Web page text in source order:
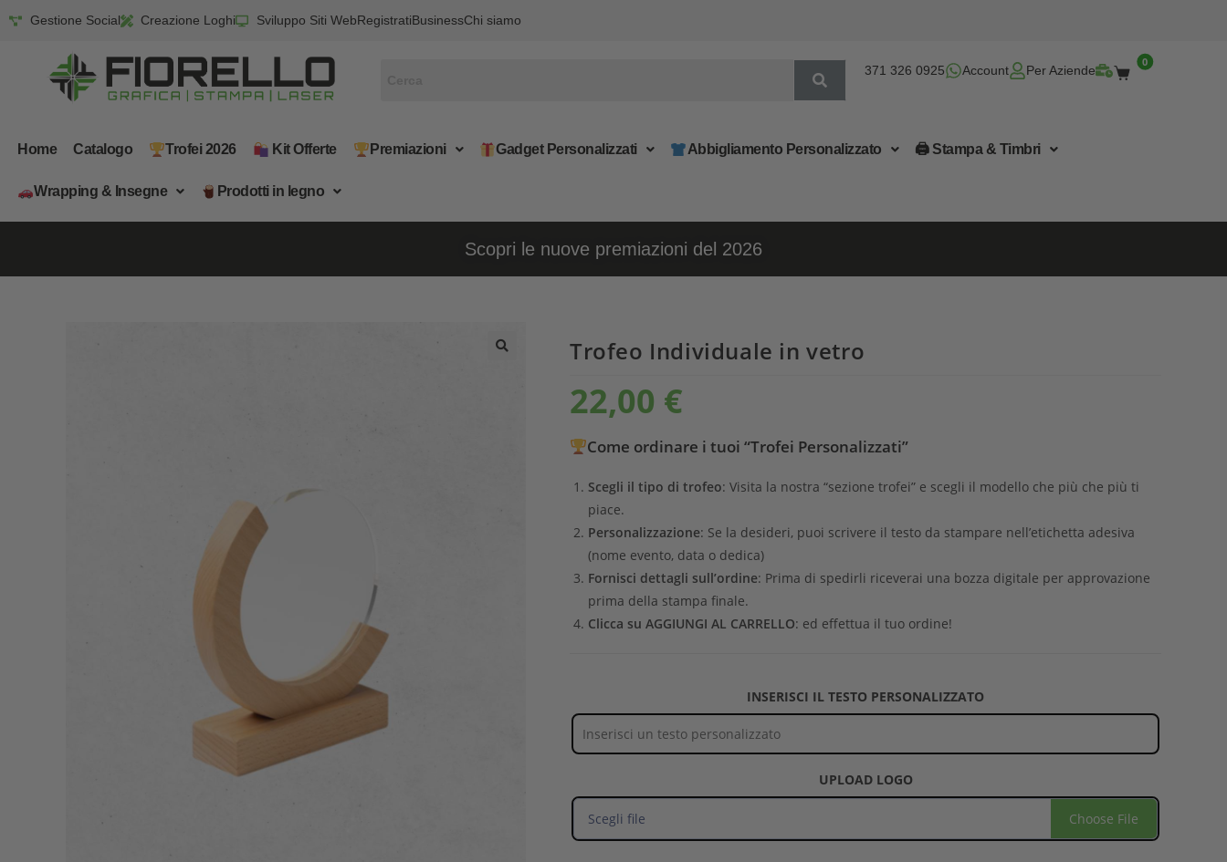
Gestione Social Creazione Loghi Sviluppo Siti WebRegistratiBusinessChi siamo
371 326 0925 Account Per Aziende
0
Home Catalogo Trofei 2026 ​ Kit Offerte Premiazioni Gadget Personalizzati Abbigliamento Personalizzato 🖨 Stampa & Timbri
Wrapping & Insegne ​Prodotti in legno
Scopri le nuove premiazioni del 2026
Trofeo Individuale in vetro
22,00 €
Come ordinare i tuoi “Trofei Personalizzati”
Scegli il tipo di trofeo: Visita la nostra “sezione trofei” e scegli il modello che più che più ti
piace.
Personalizzazione: Se la desideri, puoi scrivere il testo da stampare nell’etichetta adesiva
(nome evento, data o dedica)
Fornisci dettagli sull’ordine: Prima di spedirli riceverai una bozza digitale per approvazione
prima della stampa finale.
Clicca su AGGIUNGI AL CARRELLO: ed effettua il tuo ordine!
INSERISCI IL TESTO PERSONALIZZATO
UPLOAD LOGO
Scegli file Choose File